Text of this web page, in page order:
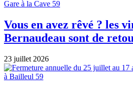
Vous en avez rêvé ? les
Bernaudeau sont de
23 juillet 2026